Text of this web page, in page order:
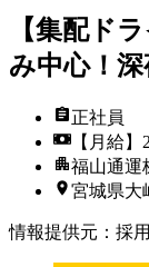
【集配ド
み中心！
正社員
【月給
福山通運
宮城県大
情報提供元 ： 採